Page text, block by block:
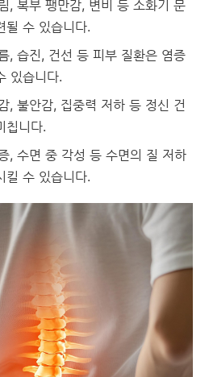
, 복부 팽만감, 변비 등 소화기 문
될 수 있습니다.
, 습진, 건선 등 피부 질환은 염증
있습니다.
, 불안감, 집중력 저하 등 정신 건
칩니다.
, 수면 중 각성 등 수면의 질 저하
킬 수 있습니다.